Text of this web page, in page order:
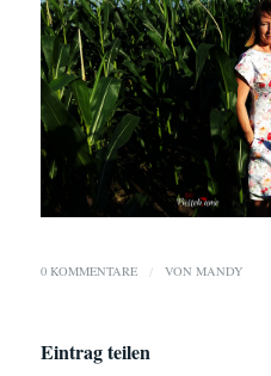
0 KOMMENTARE / VON MANDY
Eintrag teilen